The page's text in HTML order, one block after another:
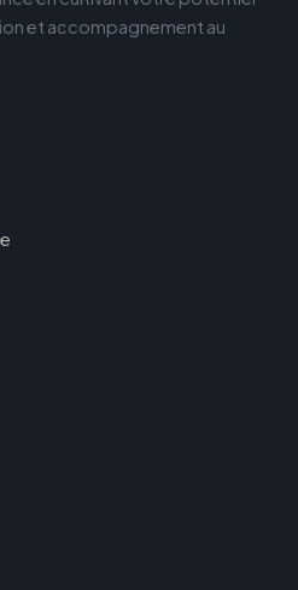
et accompagnement au